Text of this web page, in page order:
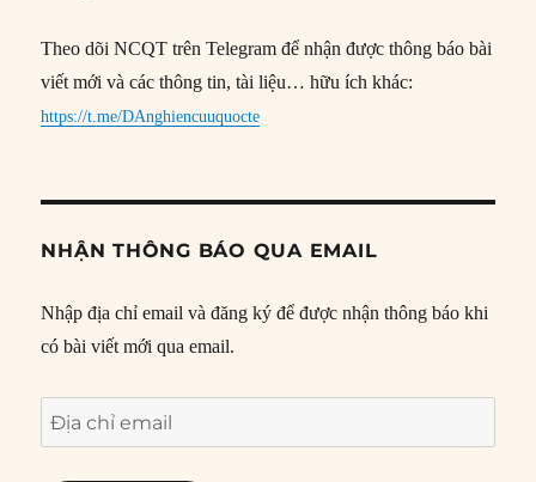
Theo dõi NCQT trên Telegram để nhận được thông báo bài
viết mới và các thông tin, tài liệu… hữu ích khác:
https://t.me/DAnghiencuuquocte
NHẬN THÔNG BÁO QUA EMAIL
Nhập địa chỉ email và đăng ký để được nhận thông báo khi
có bài viết mới qua email.
Địa
chỉ